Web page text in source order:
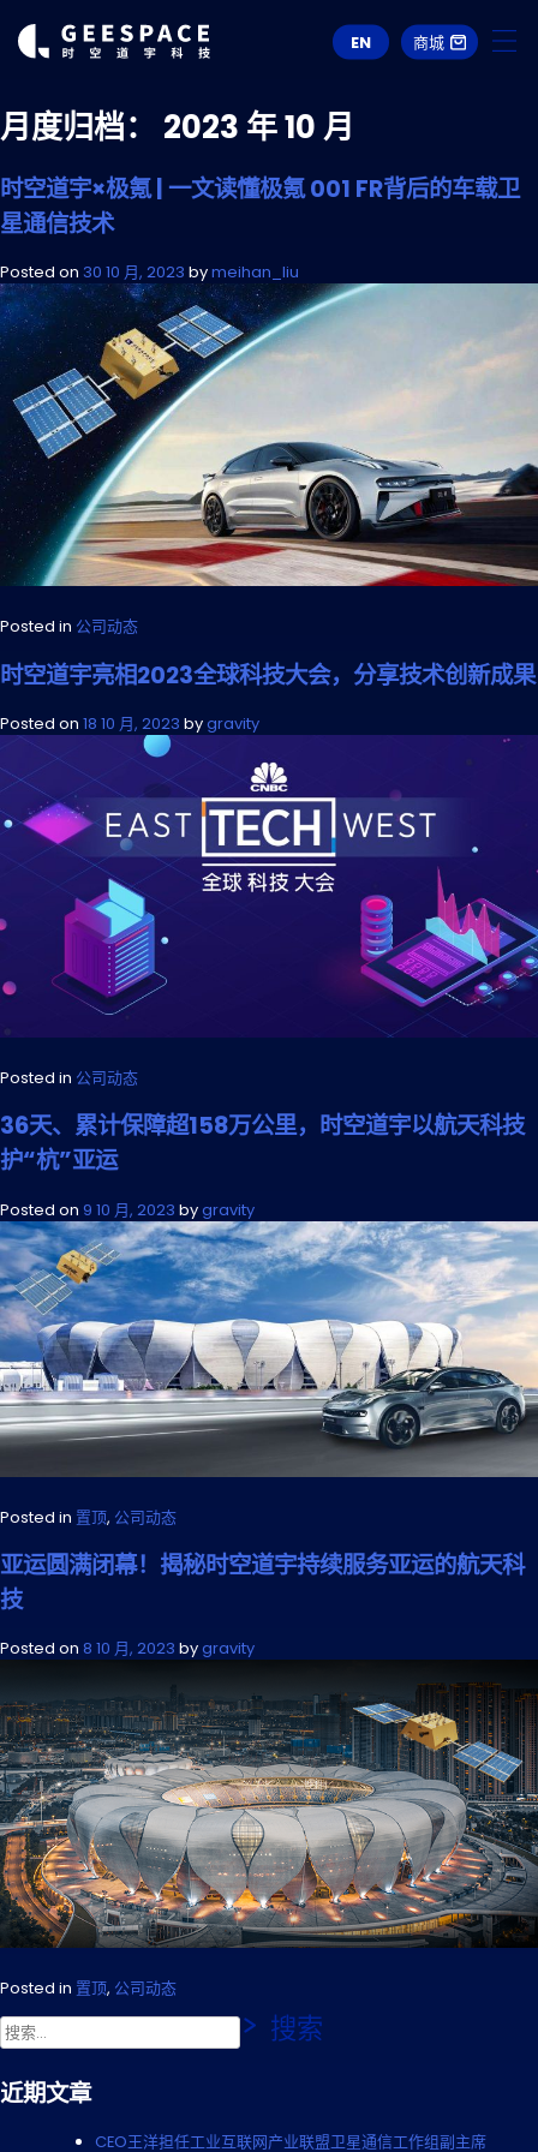
EN 商城
月度归档： 2023 年 10 月
时空道宇×极氪 | 一文读懂极氪 001 FR背后的车载卫
星通信技术
Posted on 30 10 月, 2023 bymeihan_liu
Posted in 公司动态
时空道宇亮相2023全球科技大会，分享技术创新成果
Posted on 18 10 月, 2023 bygravity
Posted in 公司动态
36天、累计保障超158万公里，时空道宇以航天科技
护“杭”亚运
Posted on 9 10 月, 2023 bygravity
Posted in 置顶, 公司动态
亚运圆满闭幕！揭秘时空道宇持续服务亚运的航天科
技
Posted on 8 10 月, 2023 bygravity
Posted in 置顶, 公司动态
索：
近期文章
CEO王洋担任工业互联网产业联盟卫星通信工作组副主席